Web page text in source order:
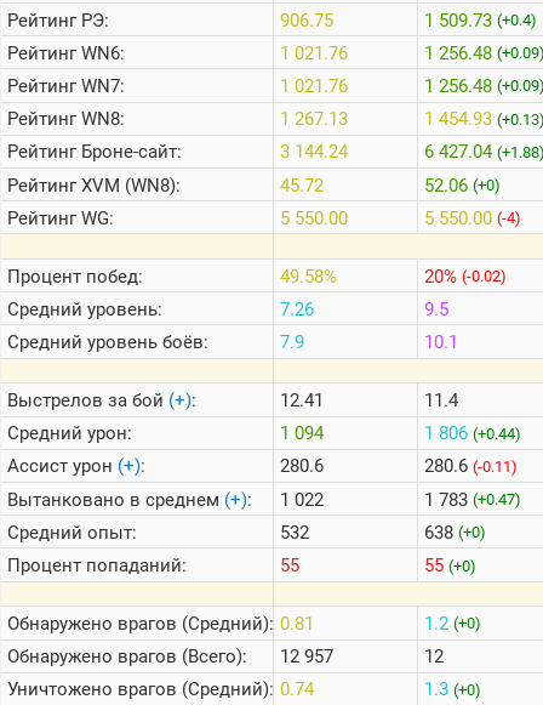
Информация
Онлайн
Цветовая
шкала
Теlegram
ВК
Портал
Мира
Танков
РейтингРЭ:
РейтингWN6:
РейтингWN7:
РейтингWN8:
РейтингБроне-сайт:
РейтингXVM (WN8):
РейтингWG:
Процент побед:
Средний уровень:
Средний уровень боёв:
Выстрелов за бой (+):
Средний урон:
Ассист урон (+):
Вытанковано в среднем (+):
Средний опыт:
Процент попаданий:
Обнаружено врагов (Средний):
Обнаружено врагов (Всего):
Уничтожено врагов (Средний):
906.75
1 021.76
1 021.76
1 267.13
3 144.24
45.72
5 550.00
49.58%
7.26
7.9
12.41
1 094
280.6
1 022
532
55
0.81
12 957
0.74
1 509.73 (+0.4)
1 256.48
1 256.48
1 454.93
6 427.04
52.06 (+0)
5 550.00 (-4)
20% (-0.02)
9.5
10.1
11.4
1 806 (+0.44)
280.6 (-0.11)
1 783 (+0.47)
638 (+0)
55 (+0)
1.2 (+0)
12
1.3 (+0)